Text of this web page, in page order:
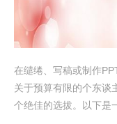
在缱绻、写稿或制作
关于预算有限的个东谈
个绝佳的选拔。以下是